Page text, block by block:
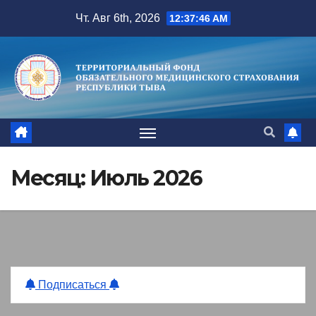
содержимому
Чт. Авг 6th, 2026 12:37:47 AM
Месяц: Июль 2026
Подписаться